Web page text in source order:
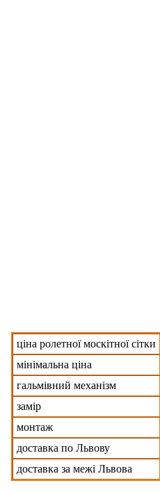
ціна ролетної москітної сітки
мінімальна ціна
гальмівний механізм
замір
монтаж
доставка по Львову
доставка за межі Львова